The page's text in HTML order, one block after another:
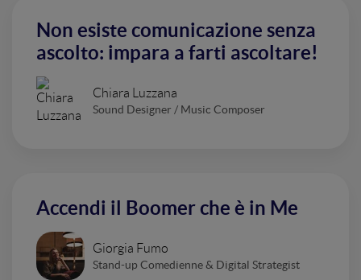
Non esiste comunicazione senza
ascolto: impara a farti ascoltare!
Chiara Luzzana
Sound Designer / Music Composer
Accendi il Boomer che è in Me
Giorgia Fumo
Stand-up Comedienne & Digital Strategist